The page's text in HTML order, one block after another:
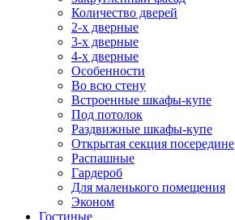
Количество дверей
2-х дверные
3-х дверные
4-х дверные
Особенности
Во всю стену
Встроенные шкафы-купе
Под потолок
Раздвижные шкафы-купе
Открытая секция посередине
Распашные
Гардероб
Для маленького помещения
Эконом
Гостиные